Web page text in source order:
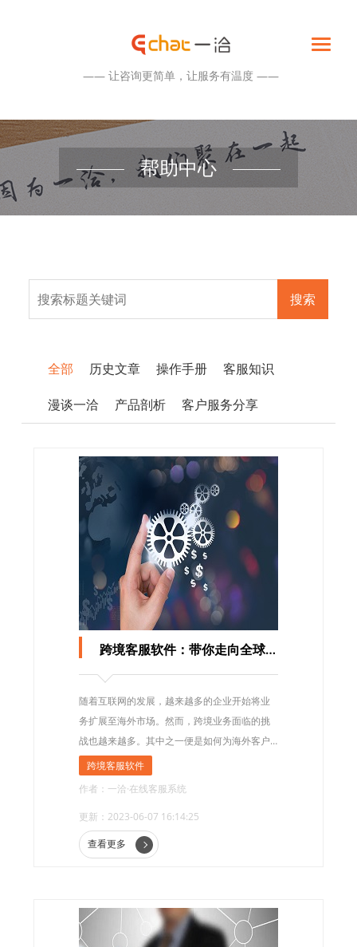
—— 让咨询更简单，让服务有温度 ——
帮助中心
搜索
全部 历史文章 操作手册 客服知识
漫谈一洽 产品剖析 客户服务分享
跨境客服软件：带你走向全球市场
随着互联网的发展，越来越多的企业开始将业
务扩展至海外市场。然而，跨境业务面临的挑
战也越来越多。其中之一便是如何为海外客户
提供高质量的客户服务。在这种情况下，跨境
跨境客服软件
作者：一洽·在线客服系统
更新：2023-06-07 16:14:25
查看更多